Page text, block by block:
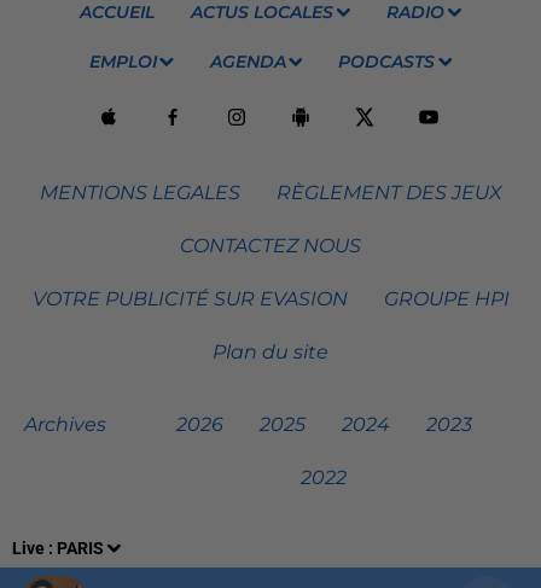
Live : PARIS
ACCUEIL ACTUS LOCALES RADIO
EMPLOI AGENDA PODCASTS
MENTIONS LEGALES RÈGLEMENT DES JEUX
CONTACTEZ NOUS
VOTRE PUBLICITÉ SUR EVASION GROUPE HPI
Plan du site
Archives 2026 2025 2024 2023
2022